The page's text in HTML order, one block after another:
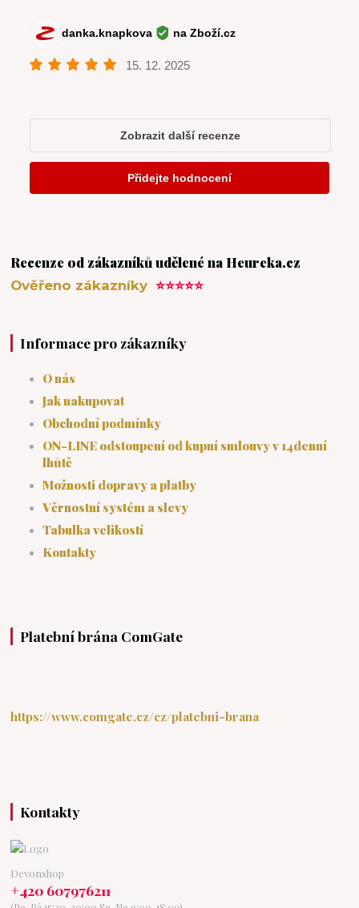
Recenze od zákazníků udělené na Heureka.cz
Ověřeno zákazníky⭐⭐⭐⭐⭐
Informace pro zákazníky
O nás
Jak nakupovat
Obchodní podmínky
ON-LINE odstoupení od kupní smlouvy v 14denní
lhůtě
Možnosti dopravy a platby
Věrnostní systém a slevy
Tabulka velikostí
Kontakty
Platební brána ComGate
https://www.comgate.cz/cz/platebni-brana
Kontakty
Devonshop
+420 607976211